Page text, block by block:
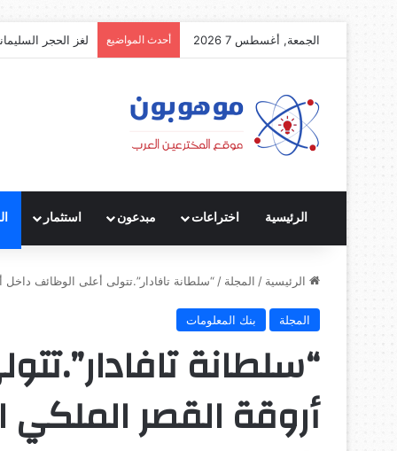
الجمعة, أغسطس 7 2026 أحدث المواضيع لغز الحجر
الرئيسية اختراعات مبدعون استثمار
الرئيسية / المجلة / “سلطانة تافادار”.تتولى أعلى الوظائف داخل
المجلة بنك المعلومات
“سلطانة
أروقة القصر الملكي